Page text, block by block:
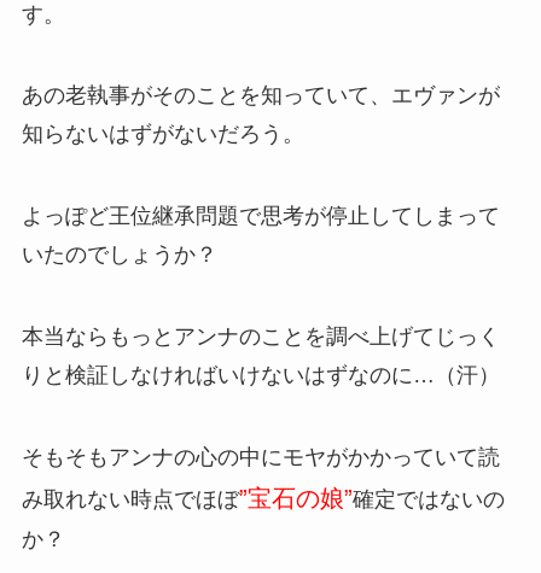
す。
あの老執事がそのことを知っていて、エヴァンが
知らないはずがないだろう。
よっぽど王位継承問題で思考が停止してしまって
いたのでしょうか？
本当ならもっとアンナのことを調べ上げてじっく
りと検証しなければいけないはずなのに…（汗）
そもそもアンナの心の中にモヤがかかっていて読
み取れない時点でほぼ”宝石の娘”確定ではないの
か？